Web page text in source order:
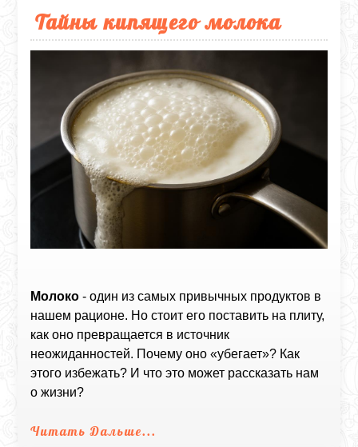
Тайны кипящего молока
Молоко - один из самых привычных продуктов в
нашем рационе. Но стоит его поставить на плиту,
как оно превращается в источник
неожиданностей. Почему оно «убегает»? Как
этого избежать? И что это может рассказать нам
о жизни?
Читать Дальше...